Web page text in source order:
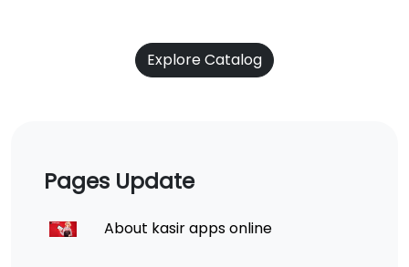
Explore Catalog
Pages Update
About kasir apps online